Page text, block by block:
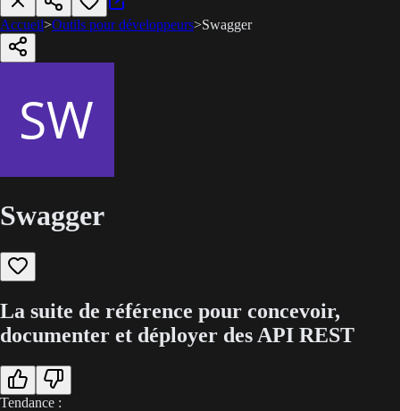
Accueil>Outils pour développeurs>Swagger
Swagger
La suite de référence pour concevoir,
documenter et déployer des API REST
Tendance :